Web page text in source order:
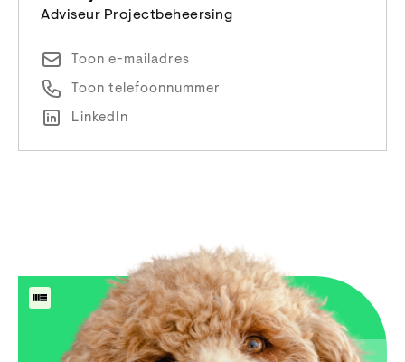
Adviseur Projectbeheersing
Toon e-mailadres
Toon telefoonnummer
LinkedIn